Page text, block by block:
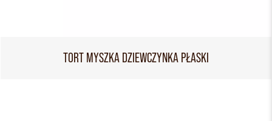
TORT MYSZKA DZIEWCZYNKA PŁASKI